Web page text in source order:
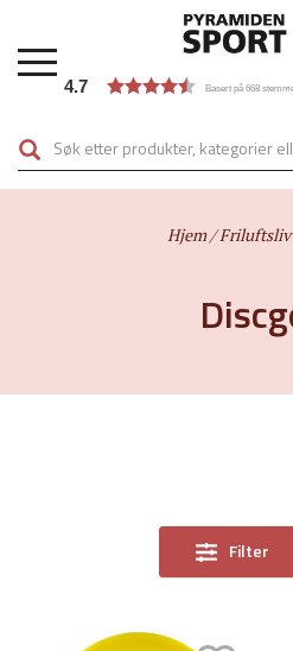
hovedinnhold
4.7 Basert på 668
Hjem Friluftsliv
Filter